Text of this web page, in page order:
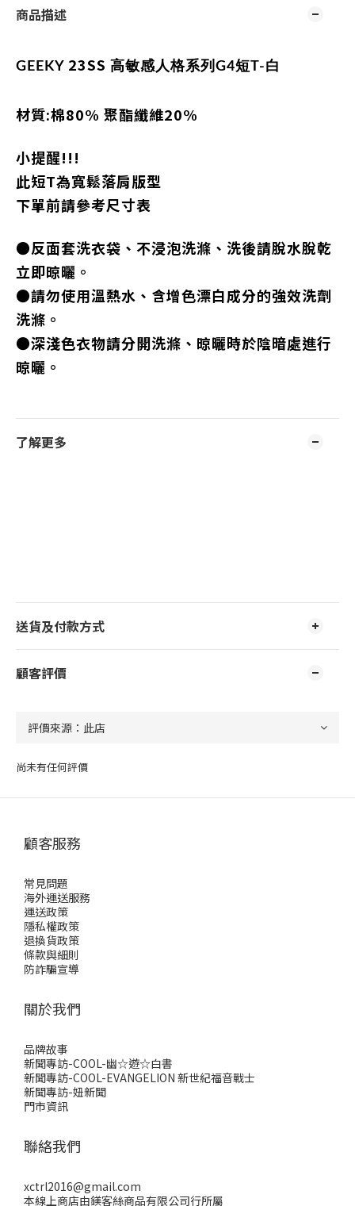
商品描述
GEEKY 23SS 高敏感人格系列G4短T-白
材質:棉80% 聚酯纖維20%
小提醒!!!
此短T為寬鬆落肩版型
下單前請參考尺寸表
●反面套洗衣袋、不浸泡洗滌、洗後請脫水脫乾
立即晾曬。
●請勿使用溫熱水、含增色漂白成分的強效洗劑
洗滌。
●深淺色衣物請分開洗滌、晾曬時於陰暗處進行
晾曬。
了解更多
送貨及付款方式
顧客評價
尚未有任何評價
顧客服務
常見問題
海外運送服務
運送政策
隱私權政策
退換貨政策
條款與細則
防詐騙宣導
關於我們
品牌故事
新聞專訪-COOL-幽☆遊☆白書
新聞專訪-COOL-EVANGELION 新世紀福音戰士
新聞專訪-妞新聞
門市資訊
聯絡我們
xctrl2016@gmail.com
本線上商店由鎂客絲商品有限公司行所屬